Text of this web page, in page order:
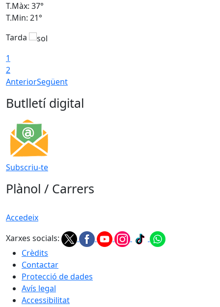
T.Màx: 37°
T.Min: 21°
Tarda
1
2
AnteriorSegüent
Butlletí digital
Subscriu-te
Plànol / Carrers
Accedeix
Xarxes socials:
Crèdits
Contactar
Protecció de dades
Avís legal
Accessibilitat